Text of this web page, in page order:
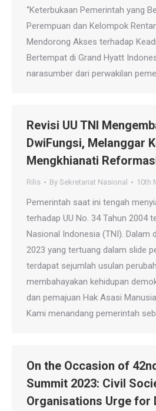
“Keterbukaan Pemerintah yang
Perempuan dan Kelompok
Mendorong Akses terhadap
Bertempat di Grand Hyatt
narasumber dari perwakilan
Revisi UU TNI
DwiFungsi, Melanggar
Mengkhianati
Rilis By Sekretariat Nasional 10th
Pemerintah saat ini tengah
terhadap UU No. 34 Tahun 2004
Nasional Indonesia (TNI). Dalam
2023 yang tertuang dalam slide
terdapat sejumlah usulan
membahayakan kehidupan
dan pemajuan Hak Asasi
Kami menandang pemerintah
On the Occasion of
Summit 2023: Civil
Organisations Urge for